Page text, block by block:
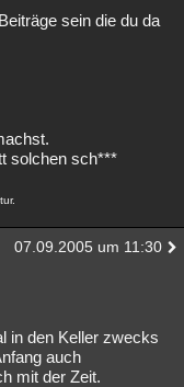
sein die du da
solchen sch***
07.09.2005 um 11:30
in den Keller zwecks
auch
mit der Zeit.